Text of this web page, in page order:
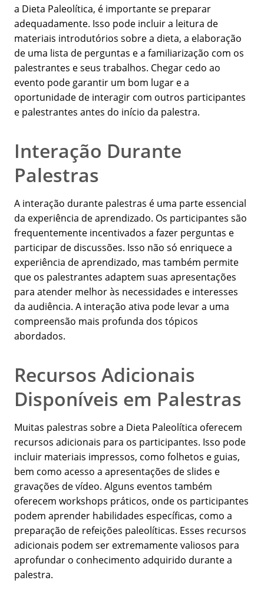
a Dieta Paleolítica, é importante se preparar
adequadamente. Isso pode incluir a leitura de
materiais introdutórios sobre a dieta, a elaboração
de uma lista de perguntas e a familiarização com os
palestrantes e seus trabalhos. Chegar cedo ao
evento pode garantir um bom lugar e a
oportunidade de interagir com outros participantes
e palestrantes antes do início da palestra.
Interação Durante
Palestras
A interação durante palestras é uma parte essencial
da experiência de aprendizado. Os participantes são
frequentemente incentivados a fazer perguntas e
participar de discussões. Isso não só enriquece a
experiência de aprendizado, mas também permite
que os palestrantes adaptem suas apresentações
para atender melhor às necessidades e interesses
da audiência. A interação ativa pode levar a uma
compreensão mais profunda dos tópicos
abordados.
Recursos Adicionais
Disponíveis em Palestras
Muitas palestras sobre a Dieta Paleolítica oferecem
recursos adicionais para os participantes. Isso pode
incluir materiais impressos, como folhetos e guias,
bem como acesso a apresentações de slides e
gravações de vídeo. Alguns eventos também
oferecem workshops práticos, onde os participantes
podem aprender habilidades específicas, como a
preparação de refeições paleolíticas. Esses recursos
adicionais podem ser extremamente valiosos para
aprofundar o conhecimento adquirido durante a
palestra.